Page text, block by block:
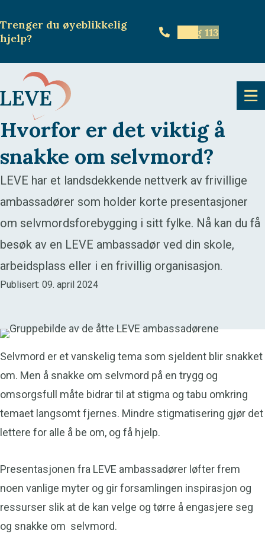
Trenger du øyeblikkelig
hjelp? Ring 113
Hvorfor er det viktig å
snakke om selvmord?
LEVE har et landsdekkende nettverk av frivillige
ambassadører som holder korte presentasjoner
om selvmordsforebygging i sitt fylke. Nå kan du få
besøk av en LEVE ambassadør ved din skole,
arbeidsplass eller i en frivillig organisasjon.
Publisert: 09. april 2024
Selvmord er et vanskelig tema som sjeldent blir snakket
om. Men å snakke om selvmord på en trygg og
omsorgsfull måte bidrar til at stigma og tabu omkring
temaet langsomt fjernes. Mindre stigmatisering gjør det
lettere for alle å be om, og få hjelp.
Presentasjonen fra LEVE ambassadører løfter frem
noen vanlige myter og gir forsamlingen inspirasjon og
ressurser slik at de kan velge og tørre å engasjere seg
og snakke om selvmord.